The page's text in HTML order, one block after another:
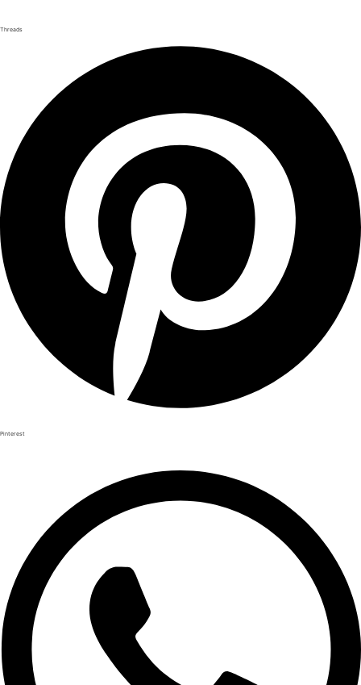
Threads
Pinterest